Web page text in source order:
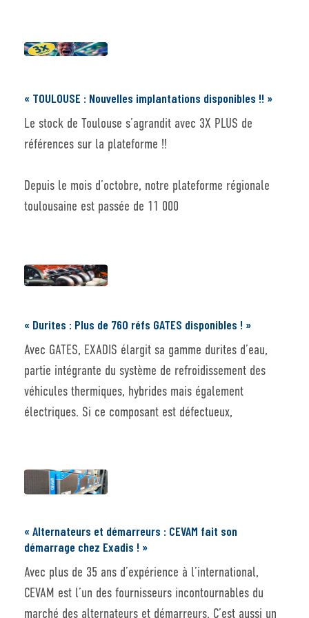
« TOULOUSE : Nouvelles implantations disponibles !! »
Le stock de Toulouse s’agrandit avec 3X PLUS de
références sur la plateforme !!
Depuis le mois d’octobre, notre plateforme régionale
toulousaine est passée de 11 000
« Durites : Plus de 760 réfs GATES disponibles ! »
Avec GATES, EXADIS élargit sa gamme durites d’eau,
partie intégrante du système de refroidissement des
véhicules thermiques, hybrides mais également
électriques. Si ce composant est défectueux,
« Alternateurs et démarreurs : CEVAM fait son
démarrage chez Exadis ! »
Avec plus de 35 ans d’expérience à l’international,
CEVAM est l’un des fournisseurs incontournables du
marché des alternateurs et démarreurs. C’est aussi un